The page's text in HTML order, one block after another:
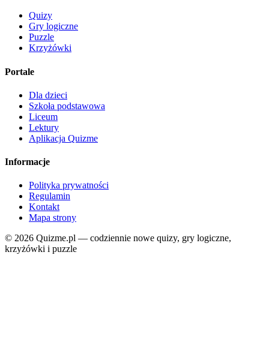
Quizy
Gry logiczne
Puzzle
Krzyżówki
Portale
Dla dzieci
Szkoła podstawowa
Liceum
Lektury
Aplikacja Quizme
Informacje
Polityka prywatności
Regulamin
Kontakt
Mapa strony
© 2026 Quizme.pl — codziennie nowe quizy, gry logiczne,
krzyżówki i puzzle